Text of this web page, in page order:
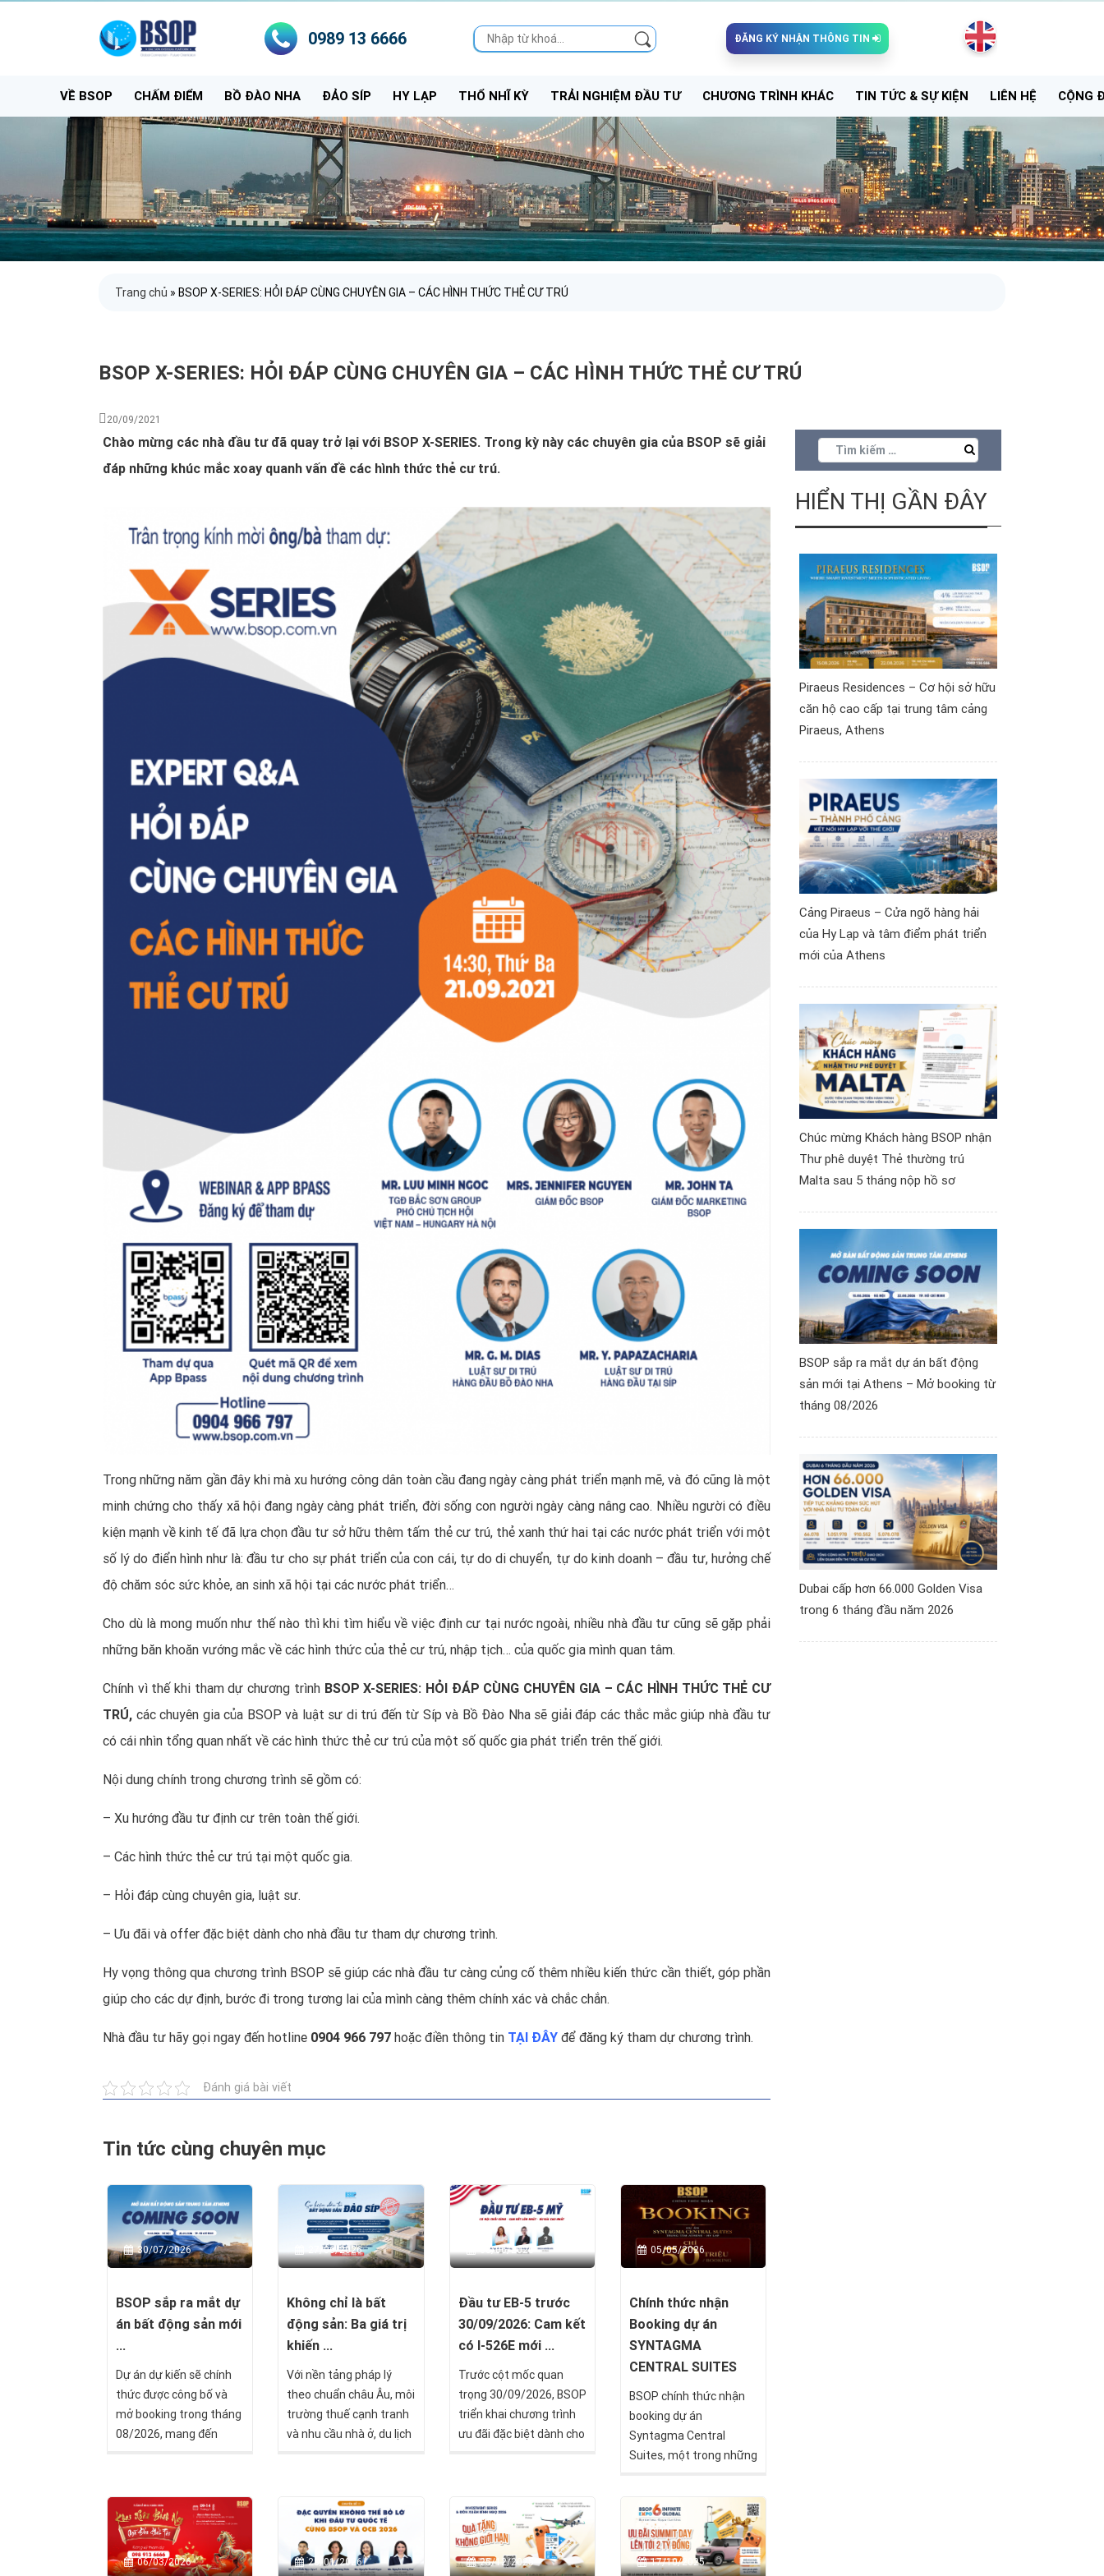
0989 13 6666 ĐĂNG KÝ NHẬN THÔNG TIN
VỀ BSOP CHẤM ĐIỂM BỒ ĐÀO NHA ĐẢO SÍP HY LẠP THỔ NHĨ KỲ TRẢI NGHIỆM ĐẦU TƯ CHƯƠNG TRÌNH KHÁC TIN TỨC & SỰ KIỆN LIÊN HỆ CỘNG
Trang chủ » BSOP X-SERIES: HỎI ĐÁP CÙNG CHUYÊN GIA – CÁC HÌNH THỨC THẺ CƯ TRÚ
BSOP X-SERIES: HỎI ĐÁP CÙNG CHUYÊN GIA – CÁC HÌNH THỨC THẺ CƯ TRÚ
20/09/2021
Chào mừng các nhà đầu tư đã quay trở lại với BSOP X-SERIES. Trong kỳ này các chuyên gia của BSOP sẽ giải
đáp những khúc mắc xoay quanh vấn đề các hình thức thẻ cư trú.
Trong những năm gần đây khi mà xu hướng công dân toàn cầu đang ngày càng phát triển mạnh mẽ, và đó cũng là một
minh chứng cho thấy xã hội đang ngày càng phát triển, đời sống con người ngày càng nâng cao. Nhiều người có điều
kiện mạnh về kinh tế đã lựa chọn đầu tư sở hữu thêm tấm thẻ cư trú, thẻ xanh thứ hai tại các nước phát triển với một
số lý do điển hình như là: đầu tư cho sự phát triển của con cái, tự do di chuyển, tự do kinh doanh – đầu tư, hưởng chế
độ chăm sóc sức khỏe, an sinh xã hội tại các nước phát triển…
Cho dù là mong muốn như thế nào thì khi tìm hiểu về việc định cư tại nước ngoài, nhiều nhà đầu tư cũng sẽ gặp phải
những băn khoăn vướng mắc về các hình thức của thẻ cư trú, nhập tịch… của quốc gia mình quan tâm.
Chính vì thế khi tham dự chương trình BSOP X-SERIES: HỎI ĐÁP CÙNG CHUYÊN GIA – CÁC HÌNH THỨC THẺ CƯ
TRÚ, các chuyên gia của BSOP và luật sư di trú đến từ Síp và Bồ Đào Nhasẽ giải đáp các thắc mắc giúp nhà đầu tư
có cái nhìn tổng quan nhất về các hình thức thẻ cư trú của một số quốc gia phát triển trên thế giới.
Nội dung chính trong chương trình sẽ gồm có:
– Xu hướng đầu tư định cư trên toàn thế giới.
– Các hình thức thẻ cư trú tại một quốc gia.
– Hỏi đáp cùng chuyên gia, luật sư.
– Ưu đãi và offer đặc biệt dành cho nhà đầu tư tham dự chương trình.
Hy vọng thông qua chương trình BSOP sẽ giúp các nhà đầu tư càng củng cố thêm nhiều kiến thức cần thiết, góp phần
giúp cho các dự định, bước đi trong tương lai của mình càng thêm chính xác và chắc chắn.
Nhà đầu tư hãy gọi ngay đến hotline 0904 966 797 hoặc điền thông tin TẠI ĐÂY để đăng ký tham dự chương trình.
Đánh giá bài viết
Tin tức cùng chuyên mục
30/07/2026
BSOP sắp ra mắt dự
án bất động sản mới
...
Dự án dự kiến sẽ chính
thức được công bố và
mở booking trong tháng
08/2026, mang đến
đang tìm kiếm cơ hội đa
dạng hóa tài sản quốc
tế.
27/06/2026
Không chỉ là bất
động sản: Ba giá trị
khiến ...
Với nền tảng pháp lý
theo chuẩn châu Âu, môi
trường thuế cạnh tranh
và nhu cầu nhà ở, du lịch
quốc tế quan tâm nhờ
khả năng kết hợp nhiều
giá trị trong cùng một
khoản đầu tư.
03/06/2026
Đầu tư EB-5 trước
30/09/2026: Cam kết
có I-526E mới ...
Trước cột mốc quan
trọng 30/09/2026, BSOP
triển khai chương trình
ưu đãi đặc biệt dành cho
nhận chấp thuận I-526E,
ưu đãi tài chính gần 900
triệu đồng và chỉ từ 15
triệu đồng để bắt đầu lộ
05/05/2026
Chính thức nhận
Booking dự án
SYNTAGMA
CENTRAL SUITES
BSOP chính thức nhận
booking dự án
Syntagma Central
Suites, một trong những
Athens, Hy Lạp.
06/03/2026 28/01/2026 25/12/2025 17/10/2025
HIỂN THỊ GẦN ĐÂY
Piraeus Residences – Cơ hội sở hữu
căn hộ cao cấp tại trung tâm cảng
Piraeus, Athens
Cảng Piraeus – Cửa ngõ hàng hải
của Hy Lạp và tâm điểm phát triển
mới của Athens
Chúc mừng Khách hàng BSOP nhận
Thư phê duyệt Thẻ thường trú
Malta sau 5 tháng nộp hồ sơ
BSOP sắp ra mắt dự án bất động
sản mới tại Athens – Mở booking từ
tháng 08/2026
Dubai cấp hơn 66.000 Golden Visa
trong 6 tháng đầu năm 2026